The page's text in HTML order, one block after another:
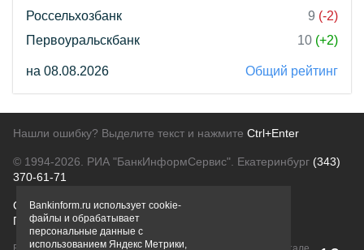
Россельхозбанк
9 (-2)
Первоуральскбанк
10 (+2)
на 08.08.2026 Общий рейтинг
Нашли ошибку? Выделите текст и нажмите Ctrl+Enter
© 1994-2026. РИА "БанкИнформСервис". Екатеринбург (343)
370-61-71
О проектеПолитика конфиденциальности
Правовая информацияДля рекламодателей
Bankinform.ru использует cookie-
файлы и обрабатывает
персональные данные с
использованием Яндекс Метрики,